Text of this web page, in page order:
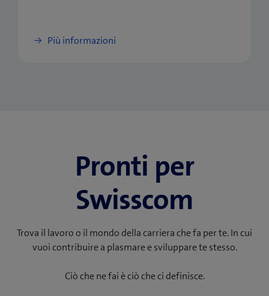
Più informazioni
Pronti per
Swisscom
Trova il lavoro o il mondo della carriera che fa per te. In cui
vuoi contribuire a plasmare e sviluppare te stesso.
Ciò che ne fai è ciò che ci definisce.